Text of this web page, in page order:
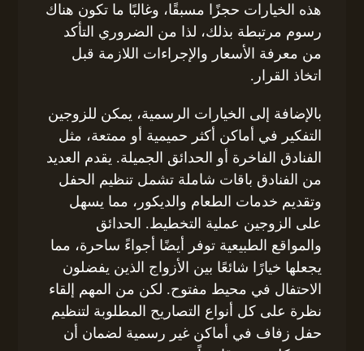
هذه الخيارات حجزًا مسبقًا، وغالبًا ما تكون هناك
رسوم مرتبطة بذلك، لذا من الضروري التأكد
من معرفة الأسعار والإجراءات اللازمة قبل
اتخاذ القرار.
بالإضافة إلى الخيارات الرسمية، يمكن للزوجين
التفكير في أماكن أكثر حميمية أو ممتعة، مثل
الفنادق الفاخرة أو الحدائق الجميلة. يقدم العديد
من الفنادق باقات شاملة تشمل تنظيم الحفل
وتقديم خدمات الطعام والديكور، مما يسهل
على الزوجين عملية التخطيط. الحدائق
والمواقع الطبيعية توفر أيضًا أجواءً ساحرة، مما
يجعلها خيارًا شائعًا بين الأزواج الذين يفضلون
الاحتفال في محيط مفتوح. لكن من المهم إلقاء
نظرة على كل أنواع التصاريح المطلوبة لتنظيم
حفل زفاف في أماكن غير رسمية لضمان أن